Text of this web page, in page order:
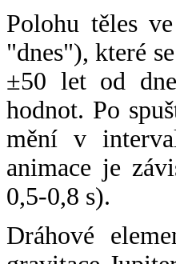
Polohu těles
"dnes"), které
±50 let od
hodnot. Po
mění v
animace je
0,5-0,8 s).
Dráhové